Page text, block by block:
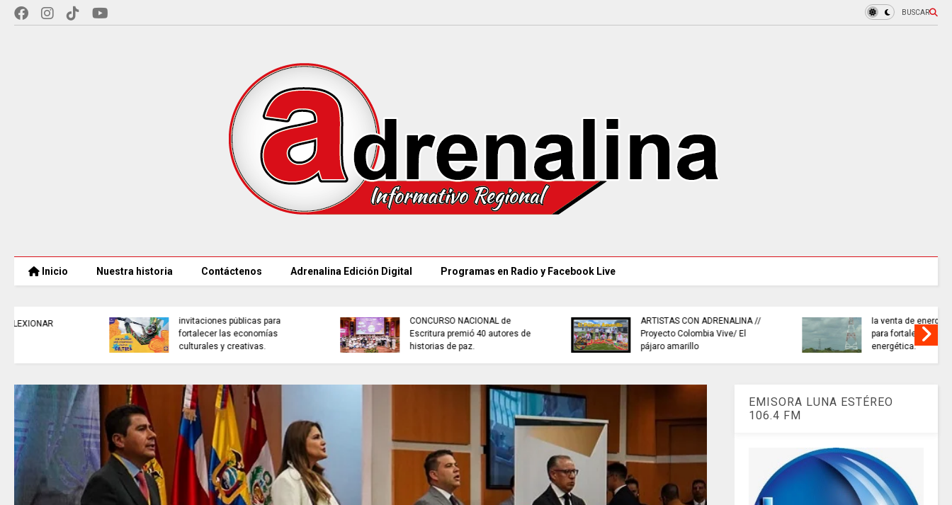
BUSCAR
Inicio Nuestra historia Contáctenos Adrenalina Edición Digital Programas en Radio y Facebook Live
ARTISTAS CON ADRENALINA //
Proyecto Colombia Vive/ El
pájaro amarillo
la venta de energía a Ecuador
para fortalecer la integración
energética.
NOTICIAS de Cundinamarca con
Juan Helmuth Larrahondo
Cardona
INFORMACIÓN internacional
EMISORA LUNA ESTÉREO
106.4 FM